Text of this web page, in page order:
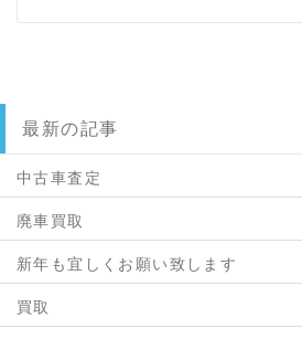
最新の記事
中古車査定
廃車買取
新年も宜しくお願い致します
買取